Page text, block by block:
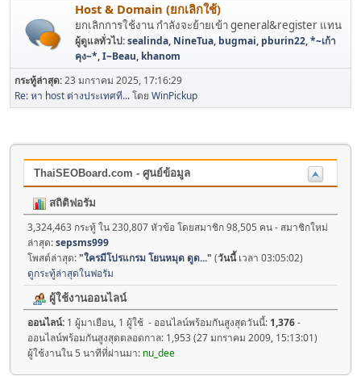
Host & Domain (ยกเลิกใช้)
ยกเลิกการใช้งาน กำลังจะย้ายเข้า general&register แทน
ผู้ดูแลทั่วไป:sealinda, NineTua, bugmai, pburin22,*~เก้า
คุง~*,I~Beau, khanom
กระทู้ล่าสุด:23 มกราคม 2025, 17:16:29
Re: หา host ต่างประเทศที...โดย WinPickup
ThaiSEOBoard.com - ศูนย์ข้อมูล
สถิติฟอรัม
3,324,463 กระทู้ ใน 230,807 หัวข้อ โดยสมาชิก 98,505 คน - สมาชิกใหม่
ล่าสุด:sepsms999
โพสต์ล่าสุด:"ใครมีโปรแกรม โยนหมุด ดูด..." (วันนี้เวลา 03:05:02)
ดูกระทู้ล่าสุดในฟอรัม
ผู้ใช้งานออนไลน์
ออนไลน์: 1 ผู้มาเยือน, 1 ผู้ใช้ - ออนไลน์พร้อมกันสูงสุดวันนี้: 1,376-
ออนไลน์พร้อมกันสูงสุดตลอดกาล: 1,953 (27 มกราคม 2009, 15:13:01)
ผู้ใช้งานใน 5 นาทีที่ผ่านมา: nu_dee